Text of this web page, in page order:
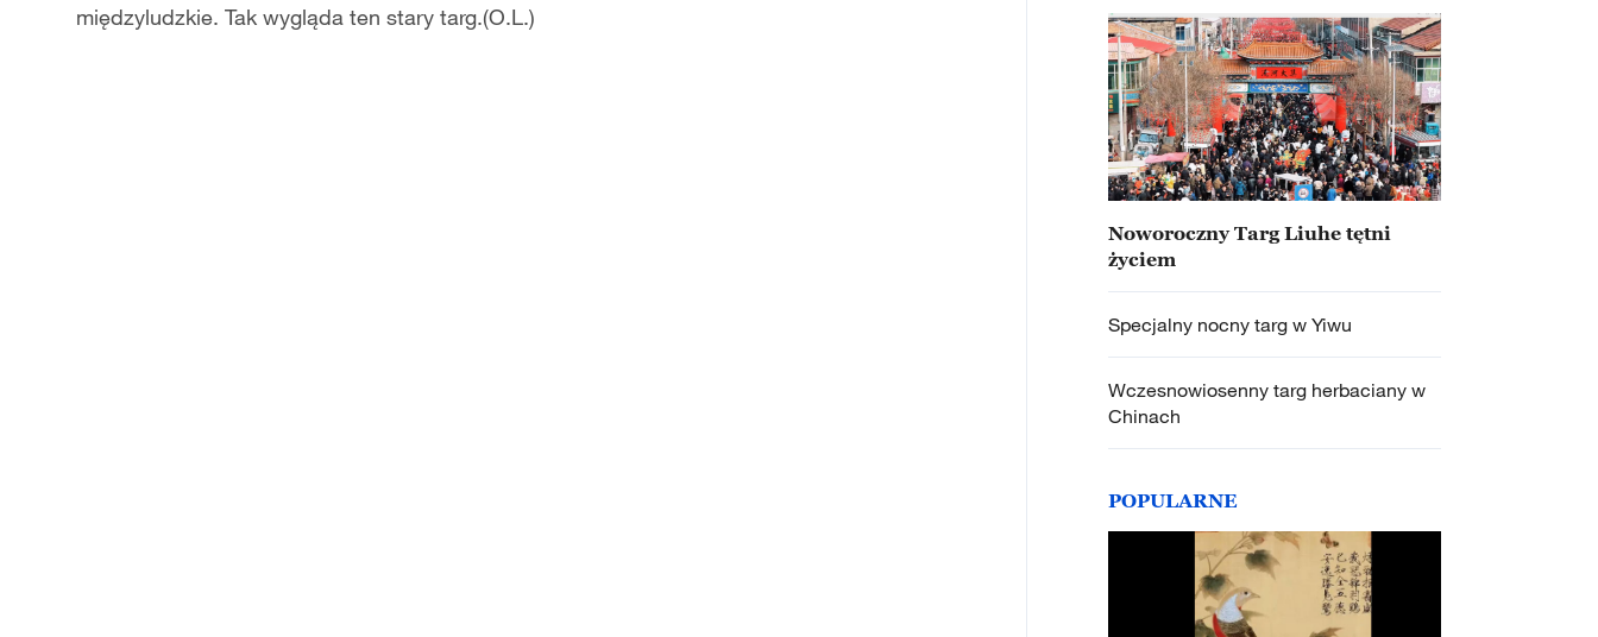
międzyludzkie. Tak wygląda ten stary targ.(O.L.)
Noworoczny Targ Liuhe tętni
życiem
Specjalny nocny targ w Yiwu
Wczesnowiosenny targ herbaciany w
Chinach
POPULARNE